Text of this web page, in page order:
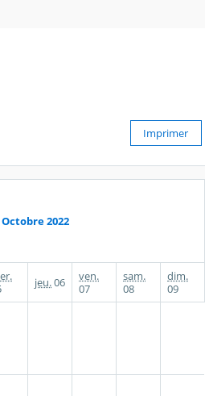
Imprimer
2022
jeu.06
ven.
07
sam.
08
dim.
09